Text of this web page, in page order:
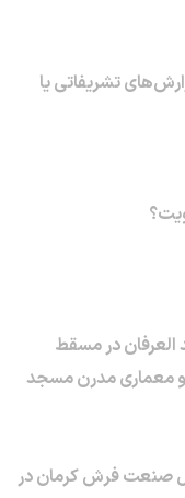
تشریفاتی یا
العرفان در مسقط
معماری مدرن مسجد
صنعت فرش کرمان در